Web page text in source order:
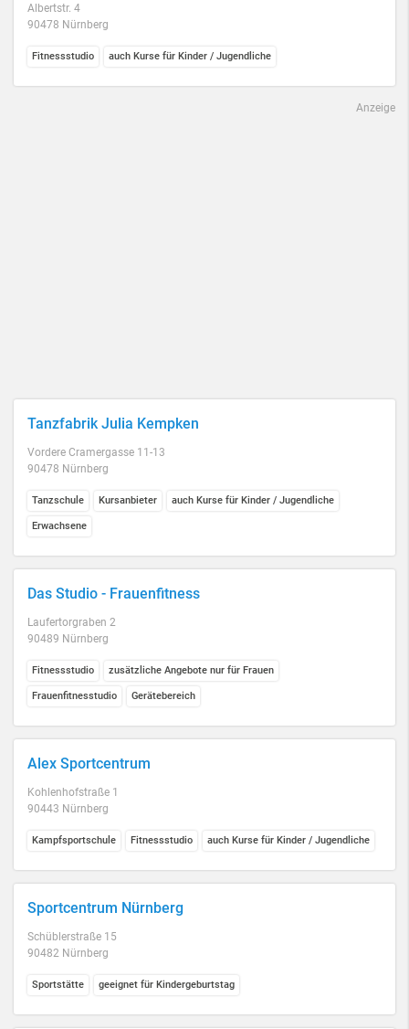
Albertstr. 4
90478 Nürnberg
Fitnessstudio auch Kurse für Kinder / Jugendliche
Anzeige
Tanzfabrik Julia Kempken
Vordere Cramergasse 11-13
90478 Nürnberg
Tanzschule Kursanbieter auch Kurse für Kinder / Jugendliche
Erwachsene
Das Studio - Frauenfitness
Laufertorgraben 2
90489 Nürnberg
Fitnessstudio zusätzliche Angebote nur für Frauen
Frauenfitnesstudio Gerätebereich
Alex Sportcentrum
Kohlenhofstraße 1
90443 Nürnberg
Kampfsportschule Fitnessstudio auch Kurse für Kinder / Jugendliche
Sportcentrum Nürnberg
Schüblerstraße 15
90482 Nürnberg
Sportstätte geeignet für Kindergeburtstag